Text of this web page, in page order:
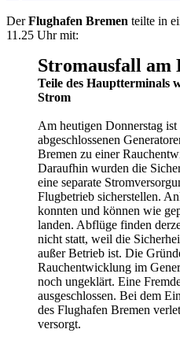
DerFlughafen Bremen teilte in
11.25 Uhr mit:
Stromausfall
Teile des Hauptterminals
Strom
Am heutigen Donnerstag
abgeschlossenen
Bremen zu einer
Daraufhin wurden die
eine separate
Flugbetrieb sicherstellen.
konnten und können wie
landen. Abflüge finden
nicht statt, weil die
außer Betrieb ist. Die
Rauchentwicklung im
noch ungeklärt. Eine
ausgeschlossen. Bei dem
des Flughafen Bremen
versorgt.